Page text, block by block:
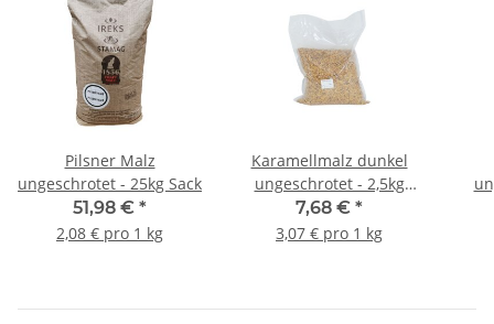
Pilsner Malz
ungeschrotet - 25kg Sack
51,98 € *
2,08 € pro 1 kg
Karamellmalz dunkel
ungeschrotet - 2,5kg
Beutel
7,68 € *
3,07 € pro 1 kg